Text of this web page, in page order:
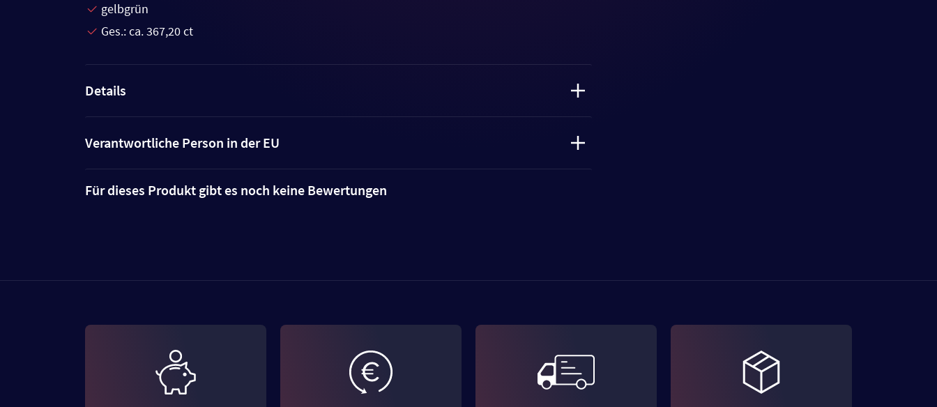
gelbgrün
Ges.: ca. 367,20 ct
Details
Verantwortliche Person in der EU
Für dieses Produkt gibt es noch keine Bewertungen